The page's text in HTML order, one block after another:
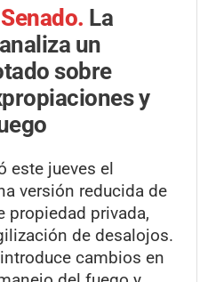
La
un
sobre
y
este jueves el
versión reducida de
propiedad privada,
de desalojos.
cambios en